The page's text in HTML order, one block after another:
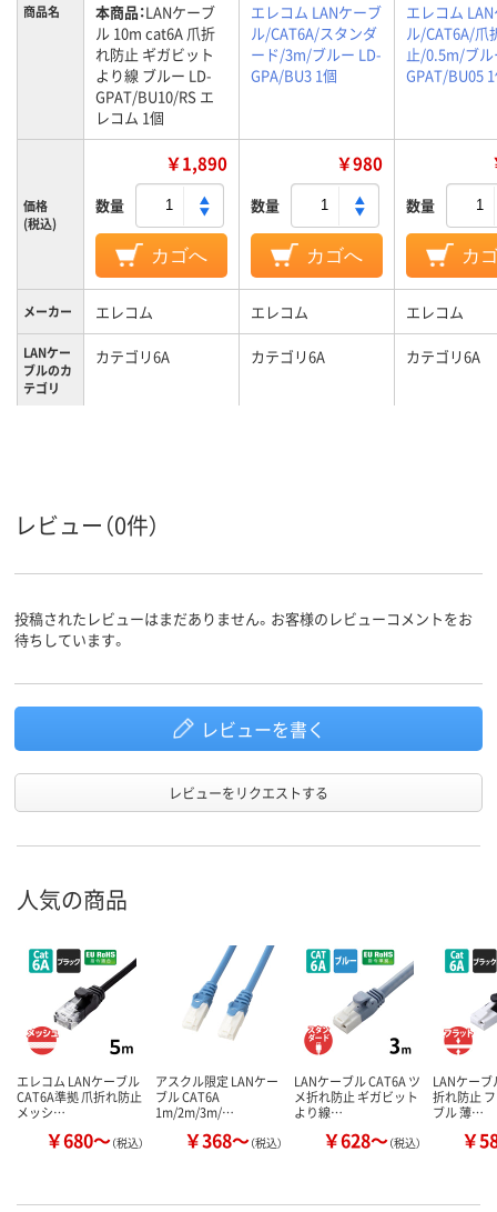
商品名 本商品：LANケーブ
ル 10m cat6A 爪折
れ防止 ギガビット
より線 ブルー LD-
GPAT/BU10/RS エ
レコム 1個
エレコム LANケーブ
ル/CAT6A/スタンダ
ード/3m/ブルー LD-
GPA/BU3 1個
エレコム
ル/CAT6A/爪
止/0.5m/ブル
GPAT/BU05
価格
(税込)
￥1,890
数量
カゴへ
￥980
数量
カゴへ
数量
カ
メーカー エレコム エレコム エレコム
LANケー
ブルのカ
テゴリ
カテゴリ6A カテゴリ6A カテゴリ6A
LANケー
ストレート結線
レビュー（0件）
投稿されたレビューはまだありません。お客様のレビューコメントをお
待ちしています。
レビューを書く
レビューをリクエストする
人気の商品
エレコム LANケーブル
CAT6A準拠 爪折れ防止
メッシ…
￥680～（税込）
アスクル限定 LANケー
ブル CAT6A
1m/2m/3m/…
￥368～（税込）
LANケーブル CAT6A ツ
メ折れ防止 ギガビット
より線…
￥628～（税込）
LANケーブ
折れ防止
ブル 薄…
￥